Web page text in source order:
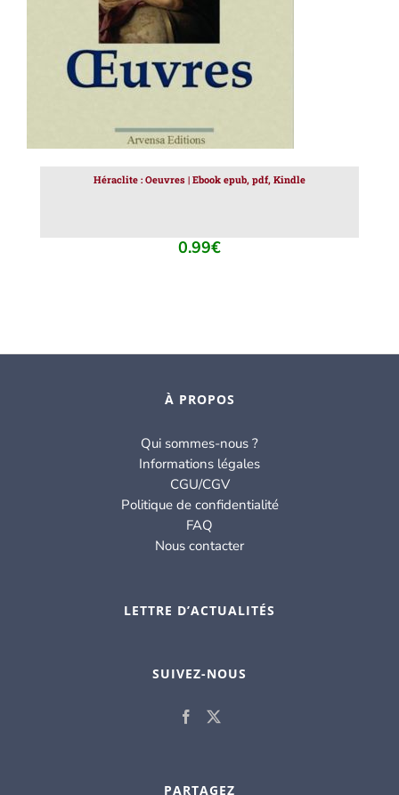
Héraclite : Oeuvres | Ebook epub, pdf, Kindle
0.99€
À PROPOS
Qui sommes-nous ?
Informations légales
CGU/CGV
Politique de confidentialité
FAQ
Nous contacter
LETTRE D’ACTUALITÉS
SUIVEZ-NOUS
PARTAGEZ